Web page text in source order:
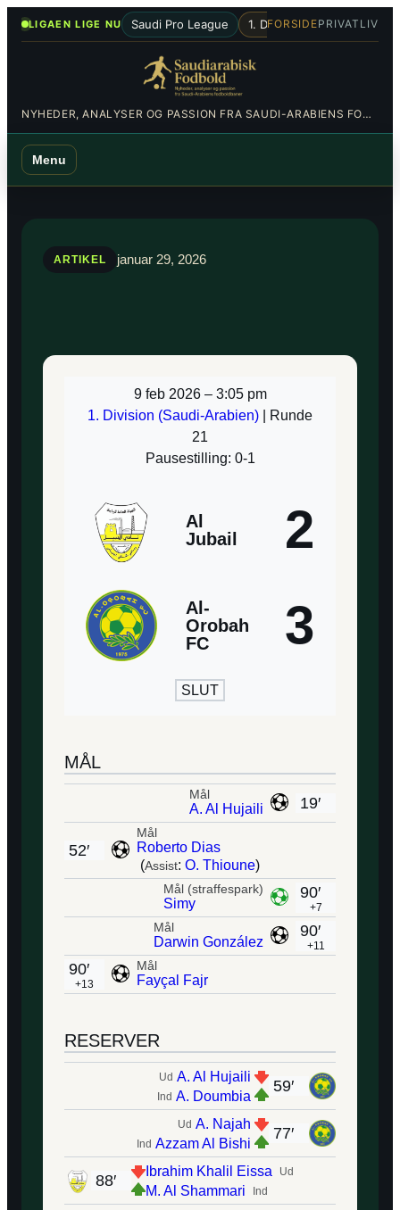
SpringLIGAEN LIGE NU Saudi Pro League 1. Division Al-Hilal•Al-
FORSIDEPRIVATLIV
NYHEDER, ANALYSER OG PASSION FRA SAUDI-ARABIENS FODBOLDBANER
Menu
ARTIKEL januar 29, 2026
9 feb 2026 – 3:05 pm
1. Division (Saudi-Arabien)
| Runde
21
Pausestilling: 0-1
Al
Jubail
2
Al-
Orobah
FC
3
SLUT
MÅL
19′
Mål
A. Al Hujaili
Mål
Roberto Dias
(Assist: O. Thioune)
52′
90′
+7
Mål (straffespark)
Simy
90′
+11
Mål
Darwin González
Mål
Fayçal Fajr
90′
+13
RESERVER
59′
Ud A. Al Hujaili
Ind A. Doumbia
77′
Ud A. Najah
Ind Azzam Al Bishi
Ud
Ibrahim Khalil Eissa
Ind
M. Al Shammari
88′